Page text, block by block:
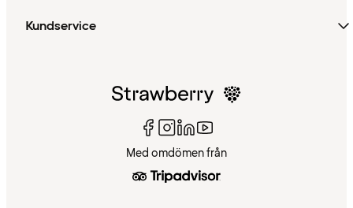
Kundservice
Med omdömen från